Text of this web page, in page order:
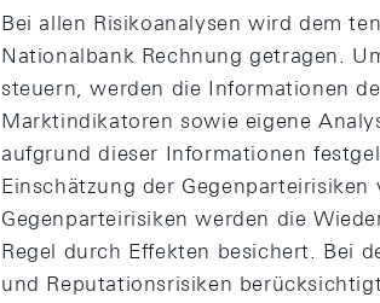
Bei allen Risikoanalysen wird dem
Nationalbank Rechnung getragen.
steuern, werden die Informationen
Marktindikatoren sowie eigene
aufgrund dieser Informationen
Einschätzung der
Gegenparteirisiken werden die
Regel durch Effekten besichert. Bei
und Reputationsrisiken